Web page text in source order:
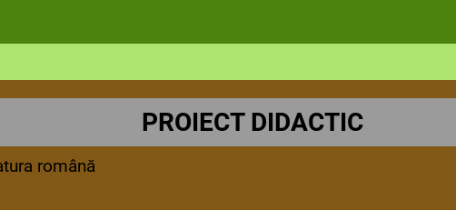
PROIECT DIDACTIC
română